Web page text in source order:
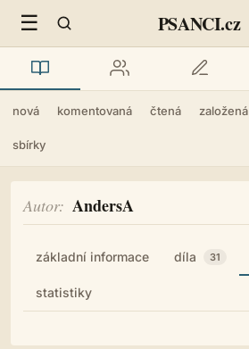
☰ PSANCI.cz
nová komentovaná čtená založená
sbírky
Autor AndersA
základní informace díla 31
statistiky